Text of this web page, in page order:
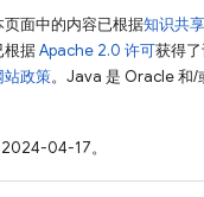
面中的内容已根据知识共
根据Apache 2.0 许可获得
政策。Java 是 Oracle 和/
04-17。